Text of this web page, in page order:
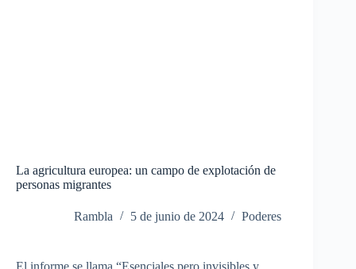
La agricultura europea: un campo de explotación de
personas migrantes
Rambla 5 de junio de 2024 Poderes